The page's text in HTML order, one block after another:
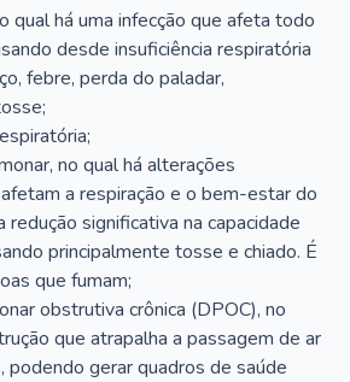
qual há uma infecção que afeta todo
desde insuficiência respiratória
febre, perda do paladar,
no qual há alterações
a respiração e o bem-estar do
redução significativa na capacidade
principalmente tosse e chiado. É
que fumam;
obstrutiva crônica (DPOC), no
que atrapalha a passagem de ar
podendo gerar quadros de saúde